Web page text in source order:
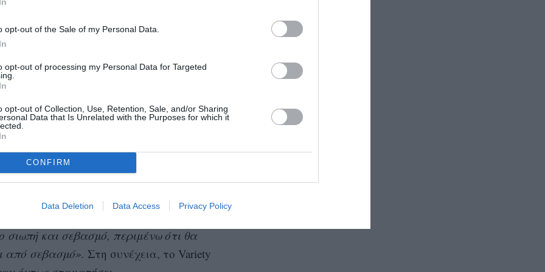
opt-out of the Sale of my Personal Data.
opt-out of processing my Personal Data for Targeted
opt-out of Collection, Use, Retention, Sale, and/or Sharing
Data that Is Unrelated with the Purposes for which it
CONFIRM
Data Deletion Data Access Privacy Policy
γνώρισμα του The Crown, το οποίο
βρετανική βασιλική οικογένεια.
τη σάτιρα»,
«Και
να τολμήσω να τους πάρω στα σοβαρά
ανθρώπους και όχι απλώς να τους
τους;”».
της βασίλισσας είναι επίσης σε αρμονία
σχετικά με τη μοναρχία. Μετά τον θάνατό
έγραψε σε δήλωσή του στο Deadline ότι
προς [τη βασίλισσα] και δεν έχω τίποτα
και σεβασμό, περιμένω ότι θα
από σεβασμό». Στη συνέχεια, το Variety